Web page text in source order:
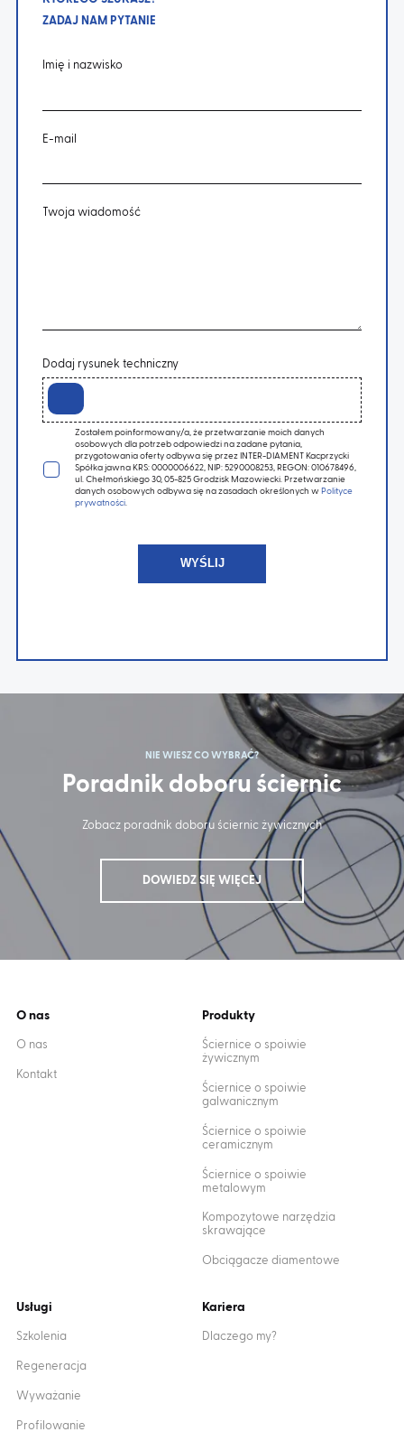
ZADAJ NAM PYTANIE
Imię i nazwisko
E-mail
Twoja wiadomość
Dodaj rysunek techniczny
Zostałem poinformowany/a, że przetwarzanie moich danych
osobowych dla potrzeb odpowiedzi na zadane pytania,
przygotowania oferty odbywa się przez INTER-DIAMENT Kacprzycki
Spółka jawna KRS: 0000006622, NIP: 5290008253, REGON: 010678496,
ul. Chełmońskiego 30, 05-825 Grodzisk Mazowiecki. Przetwarzanie
danych osobowych odbywa się na zasadach określonych w Polityce
prywatności.
NIE WIESZ CO WYBRAĆ?
Poradnik doboru ściernic
Zobacz poradnik doboru ściernic żywicznych
DOWIEDZ SIĘ WIĘCEJ
O nas
O nas
Kontakt
Produkty
Ściernice o spoiwie
żywicznym
Ściernice o spoiwie
galwanicznym
Ściernice o spoiwie
ceramicznym
Ściernice o spoiwie
metalowym
Kompozytowe narzędzia
skrawające
Obciągacze diamentowe
Usługi
Szkolenia
Regeneracja
Wyważanie
Profilowanie
Kariera
Dlaczego my?